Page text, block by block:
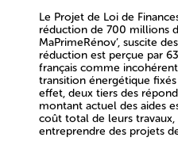
Le Projet de Loi de
réduction de 700 millions
MaPrimeRénov’, suscite
réduction est perçue par
français comme
transition énergétique
effet, deux tiers des
montant actuel des aides
coût total de leurs
entreprendre des projets